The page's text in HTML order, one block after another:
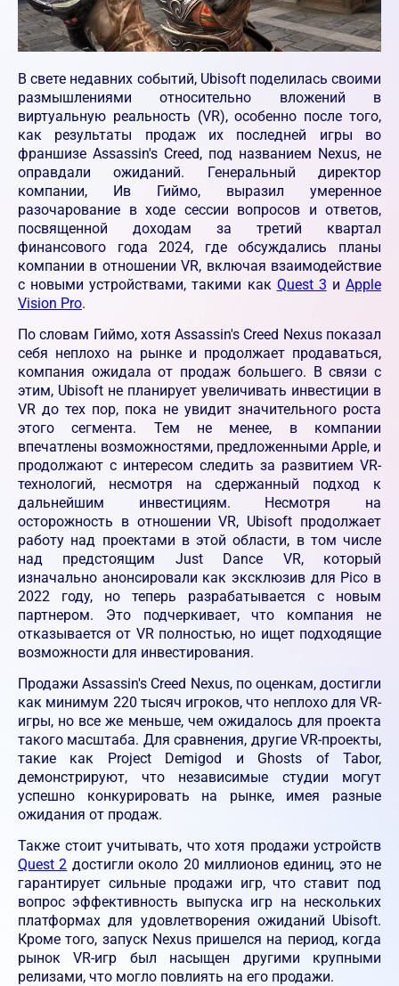
В свете недавних событий, Ubisoft поделилась своими
размышлениями относительно вложений в
виртуальную реальность (VR), особенно после того,
как результаты продаж их последней игры во
франшизе Assassin's Creed, под названием Nexus, не
оправдали ожиданий. Генеральный директор
компании, Ив Гиймо, выразил умеренное
разочарование в ходе сессии вопросов и ответов,
посвященной доходам за третий квартал
финансового года 2024, где обсуждались планы
компании в отношении VR, включая взаимодействие
с новыми устройствами, такими как Quest 3 и Apple
Vision Pro.
По словам Гиймо, хотя Assassin's Creed Nexus показал
себя неплохо на рынке и продолжает продаваться,
компания ожидала от продаж большего. В связи с
этим, Ubisoft не планирует увеличивать инвестиции в
VR до тех пор, пока не увидит значительного роста
этого сегмента. Тем не менее, в компании
впечатлены возможностями, предложенными Apple, и
продолжают с интересом следить за развитием VR-
технологий, несмотря на сдержанный подход к
дальнейшим инвестициям. Несмотря на
осторожность в отношении VR, Ubisoft продолжает
работу над проектами в этой области, в том числе
над предстоящим Just Dance VR, который
изначально анонсировали как эксклюзив для Pico в
2022 году, но теперь разрабатывается с новым
партнером. Это подчеркивает, что компания не
отказывается от VR полностью, но ищет подходящие
возможности для инвестирования.
Продажи Assassin's Creed Nexus, по оценкам, достигли
как минимум 220 тысяч игроков, что неплохо для VR-
игры, но все же меньше, чем ожидалось для проекта
такого масштаба. Для сравнения, другие VR-проекты,
такие как Project Demigod и Ghosts of Tabor,
демонстрируют, что независимые студии могут
успешно конкурировать на рынке, имея разные
ожидания от продаж.
Также стоит учитывать, что хотя продажи устройств
Quest 2 достигли около 20 миллионов единиц, это не
гарантирует сильные продажи игр, что ставит под
вопрос эффективность выпуска игр на нескольких
платформах для удовлетворения ожиданий Ubisoft.
Кроме того, запуск Nexus пришелся на период, когда
рынок VR-игр был насыщен другими крупными
релизами, что могло повлиять на его продажи.